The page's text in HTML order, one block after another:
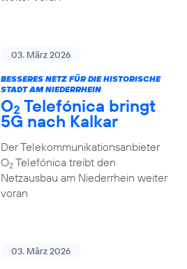
03. März 2026
BESSERES NETZ FÜR DIE HISTORISCHE
STADT AM NIEDERRHEIN
O2 Telefónica bringt
5G nach Kalkar
Der Telekommunikationsanbieter
O2Telefónica treibt den
Netzausbau am Niederrhein weiter
voran
03. März 2026